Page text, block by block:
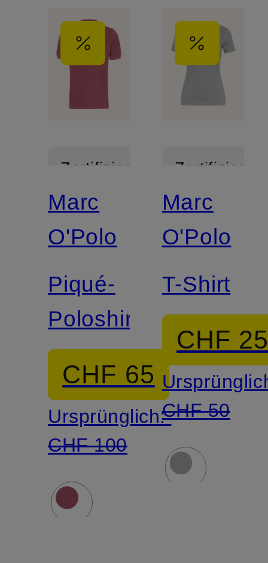
Zertifiziert
Marc
O'Polo
Piqué-
Poloshirt
CHF 65
Ursprünglich:
CHF 100
Zertifiziert
Marc
O'Polo
T-Shirt
CHF
CHF 50